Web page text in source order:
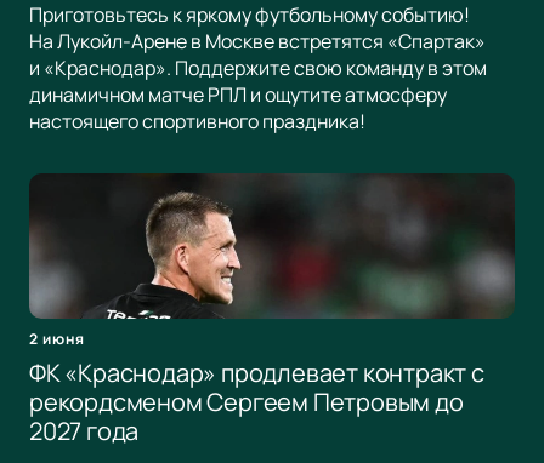
Приготовьтесь к яркому футбольному событию!
На Лукойл-Арене в Москве встретятся «Спартак»
и «Краснодар». Поддержите свою команду в этом
динамичном матче РПЛ и ощутите атмосферу
настоящего спортивного праздника!
2 июня
ФК «Краснодар» продлевает контракт с
рекордсменом Сергеем Петровым до
2027 года